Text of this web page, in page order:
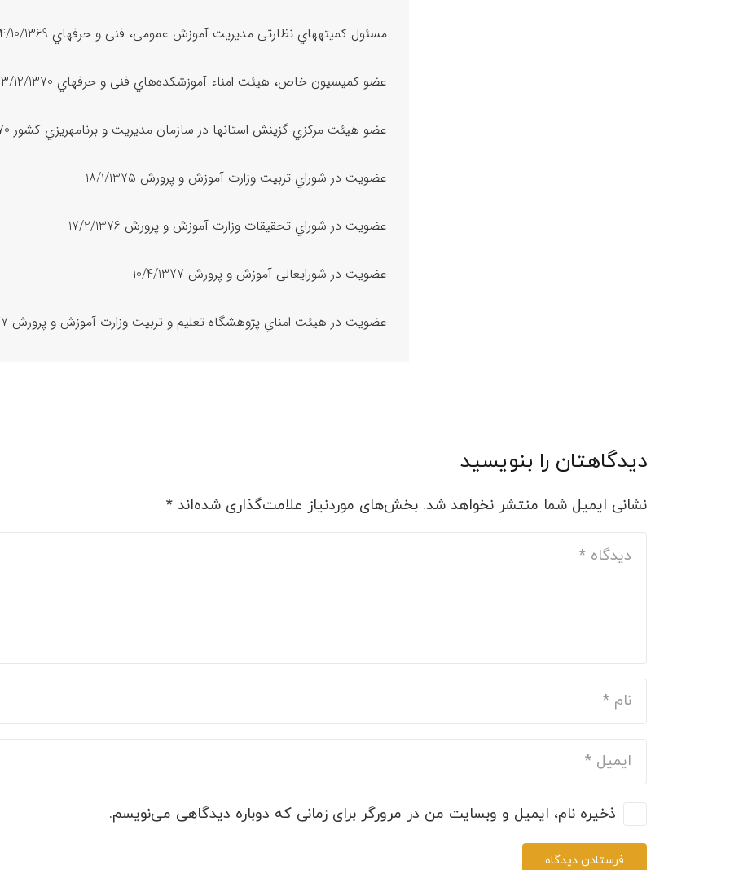
مسئول کمیتههاي نظارتی مدیریت آموزش عمومی، فنی و حرفهاي 24/10/1369
عضو کمیسیون خاص، هیئت امناء آموزشکده‌هاي فنی و حرفهاي 3/12/1370
عضو هیئت مرکزي گزینش استانها در سازمان مدیریت و برنامهریزي کشور 3/12/1370
عضویت در شوراي تربیت وزارت آموزش و پرورش 18/1/1375
عضویت در شوراي تحقیقات وزارت آموزش و پرورش 17/2/1376
عضویت در شورایعالی آموزش و پرورش 10/4/1377
عضویت در هیئت امناي پژوهشگاه تعلیم و تربیت وزارت آموزش و پرورش 15/4/1377
دیدگاهتان را بنویسید
نشانی ایمیل شما منتشر نخواهد شد. بخش‌های موردنیاز علامت‌گذاری شده‌اند *
ذخیره نام، ایمیل و وبسایت من در مرورگر برای زمانی که دوباره دیدگاهی می‌نویسم.
فرستادن دیدگاه